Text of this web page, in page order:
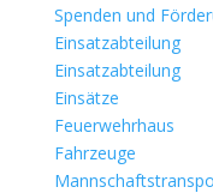
Spenden und
Einsatzabteilung
Einsatzabteilung
Einsätze
Feuerwehrhaus
Fahrzeuge